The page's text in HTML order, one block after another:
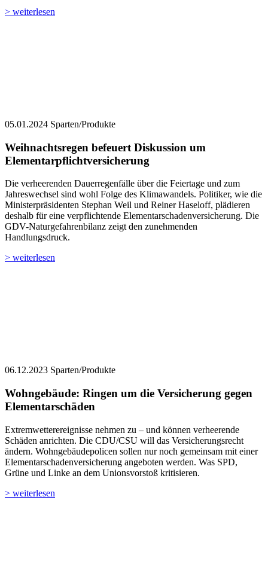
> weiterlesen
05.01.2024 Sparten/Produkte
Weihnachtsregen befeuert Diskussion um
Elementarpflichtversicherung
Die verheerenden Dauerregenfälle über die Feiertage und zum
Jahreswechsel sind wohl Folge des Klimawandels. Politiker, wie die
Ministerpräsidenten Stephan Weil und Reiner Haseloff, plädieren
deshalb für eine verpflichtende Elementarschadenversicherung. Die
GDV-Naturgefahrenbilanz zeigt den zunehmenden
Handlungsdruck.
> weiterlesen
06.12.2023 Sparten/Produkte
Wohngebäude: Ringen um die Versicherung gegen
Elementarschäden
Extremwetterereignisse nehmen zu – und können verheerende
Schäden anrichten. Die CDU/CSU will das Versicherungsrecht
ändern. Wohngebäudepolicen sollen nur noch gemeinsam mit einer
Elementarschadenversicherung angeboten werden. Was SPD,
Grüne und Linke an dem Unionsvorstoß kritisieren.
> weiterlesen